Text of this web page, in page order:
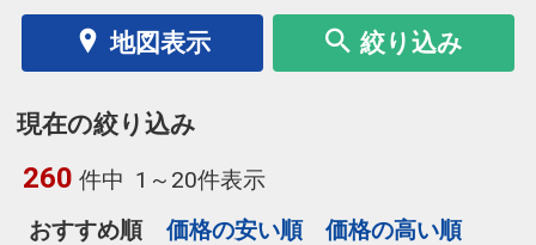
地図表示 絞り込み
現在の絞り込み
260 件中 1～20件表示
おすすめ順
価格の安い順 価格の高い順